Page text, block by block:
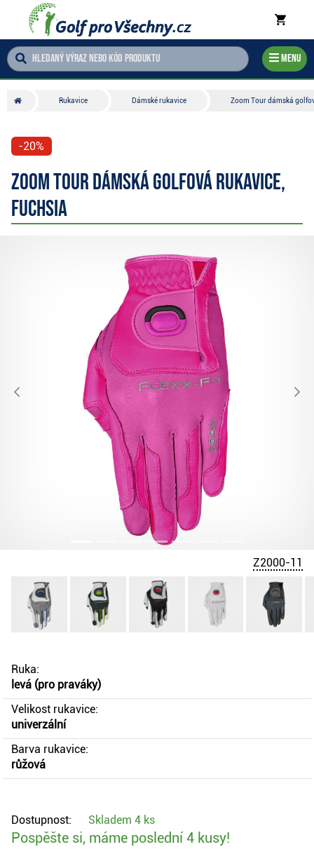
Menu
Rukavice Dámské rukavice Zoom Tour dámská
-20%
Zoom Tour dámská golfová rukavice,
fuchsia
Z2000-11
Ruka:
levá (pro praváky)
Velikost rukavice:
univerzální
Barva rukavice:
růžová
Dostupnost: Skladem 4 ks
Pospěšte si, máme poslední 4 kusy!